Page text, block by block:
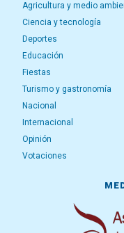
Agricultura y medio
Ciencia y tecnología
Deportes
Educación
Fiestas
Turismo y gastronomía
Nacional
Internacional
Opinión
Votaciones